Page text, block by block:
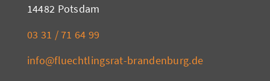
14482 Potsdam
03 31 / 71 64 99
info@fluechtlingsrat-brandenburg.de